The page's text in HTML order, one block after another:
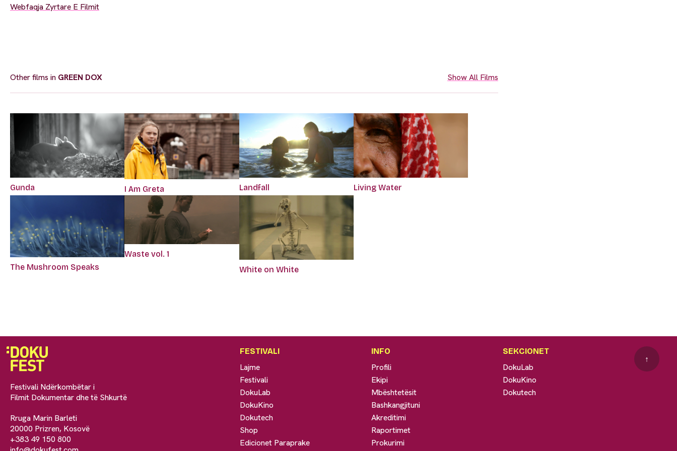
Webfaqja Zyrtare E Filmit
Other films in GREEN DOX Show All Films
Gunda I Am Greta Landfall Living Water
The Mushroom Speaks
Waste vol. 1
White on White
Festivali Ndërkombëtar i
Filmit Dokumentar dhe të Shkurtë
Rruga Marin Barleti
20000 Prizren, Kosovë
+383 49 150 800
FESTIVALI
Lajme
Festivali
DokuLab
DokuKino
Dokutech
Shop
Edicionet Paraprake
INFO
Profili
Ekipi
Mbështetësit
Bashkangjituni
Akreditimi
Raportimet
Prokurimi
SEKCIONET
DokuLab
DokuKino
Dokutech
↑